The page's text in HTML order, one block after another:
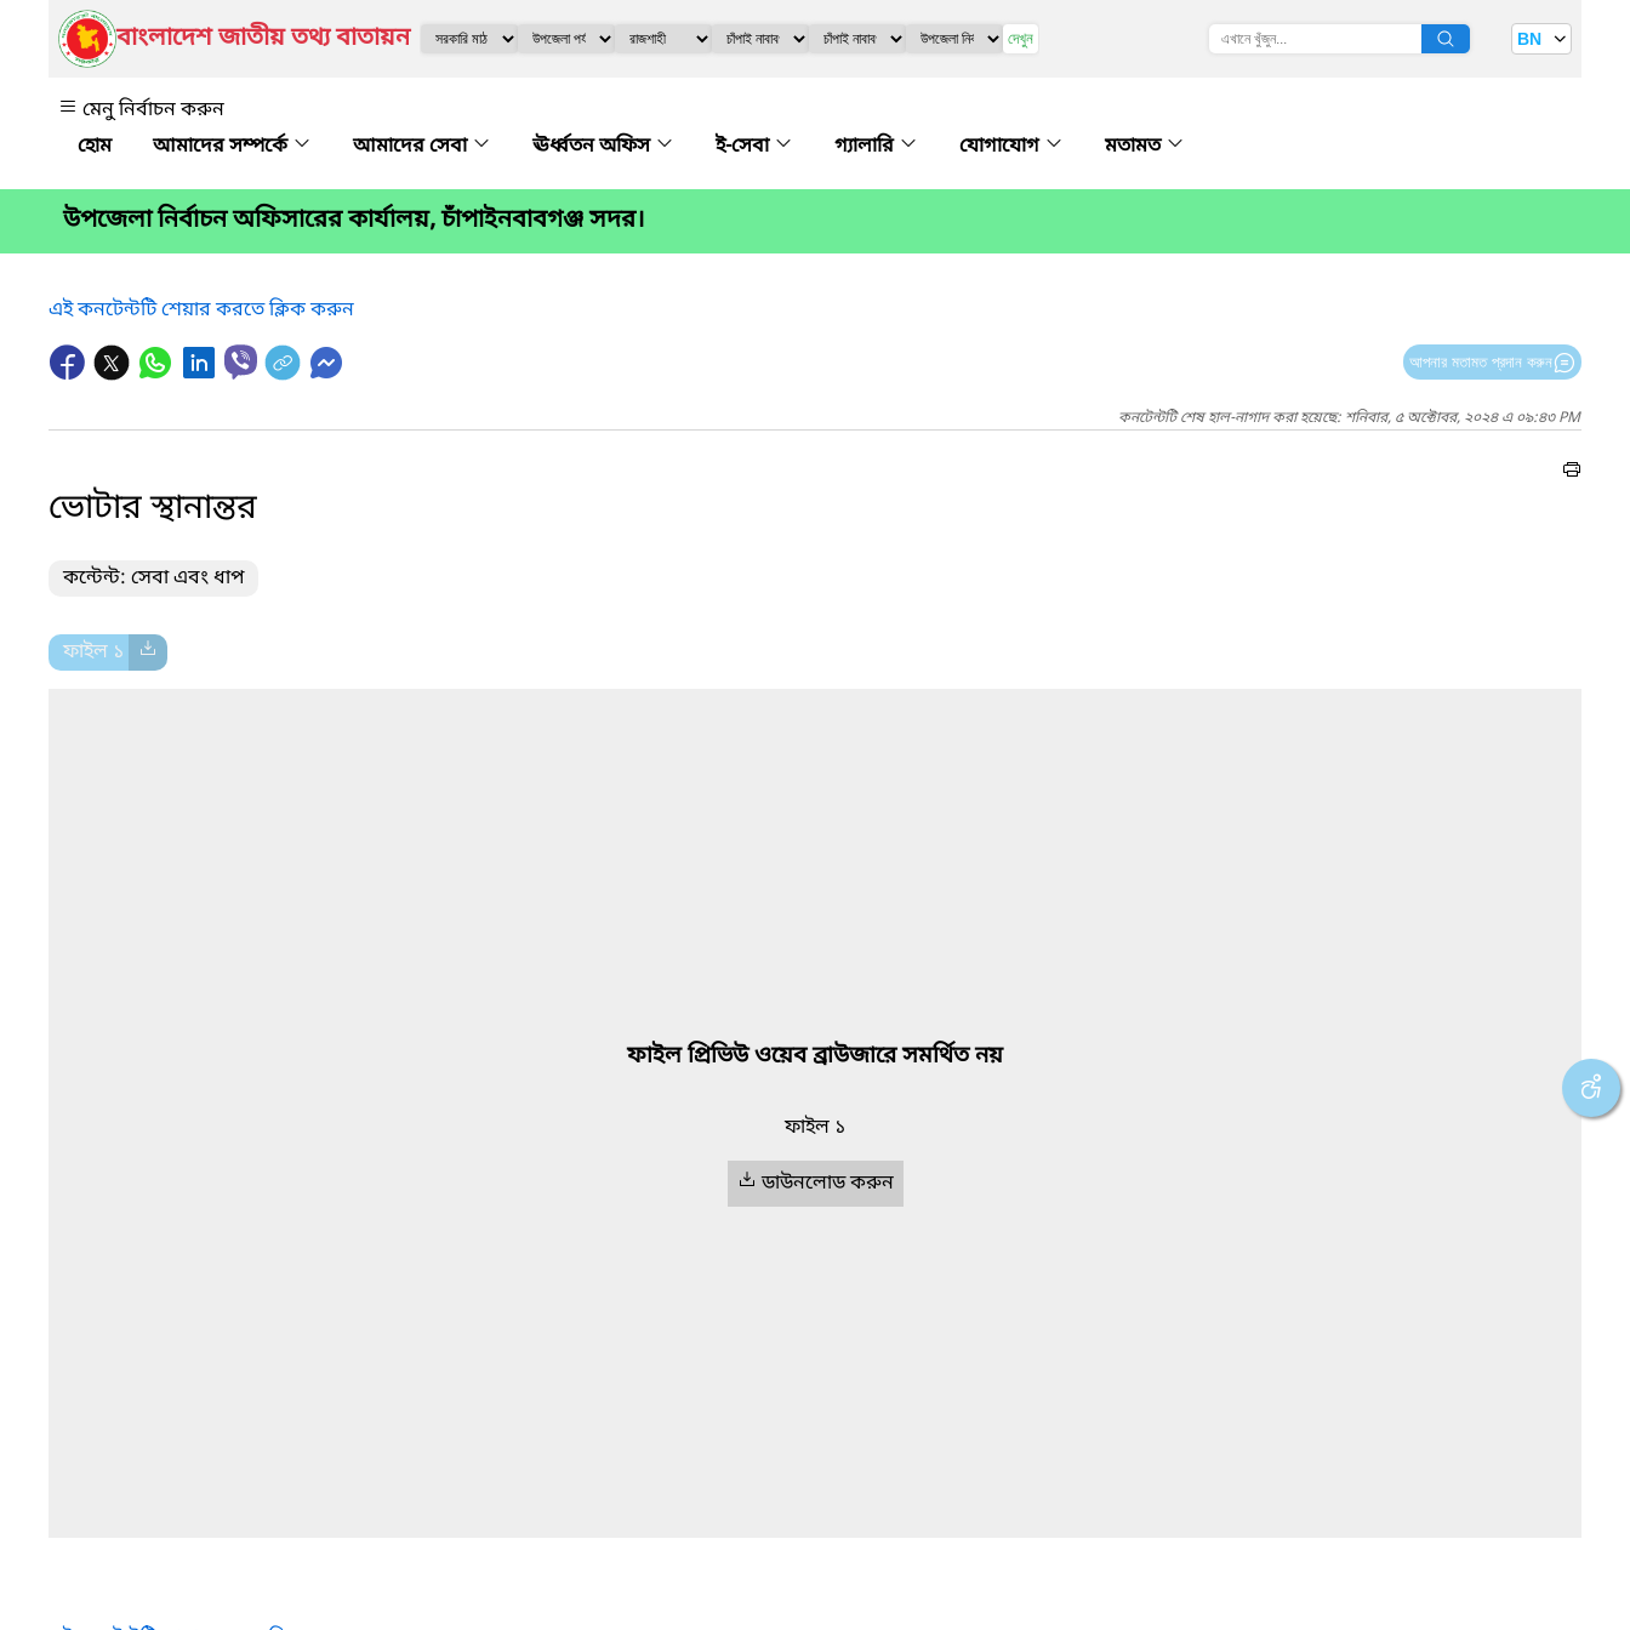
বাংলাদেশ জাতীয় তথ্য বাতায়ন দেখুন BN
মেনু নির্বাচন করুন
আমাদের সম্পর্কে
আমাদের সেবা ঊর্ধ্বতন অফিস ই-সেবা গ্যালারি যোগাযোগ মতামত
উপজেলা নির্বাচন অফিসারের কার্যালয়, চাঁপাইনবাবগঞ্জ সদর।
এই কনটেন্টটি শেয়ার করতে ক্লিক করুন
আপনার মতামত প্রদান করুন
কনটেন্টটি শেষ হাল-নাগাদ করা হয়েছে: শনিবার, ৫ অক্টোবর, ২০২৪ এ ০৯:৪৩ PM
ভোটার স্থানান্তর
কন্টেন্ট: সেবা এবং ধাপ
ফাইল ১
ফাইল প্রিভিউ ওয়েব ব্রাউজারে সমর্থিত নয়
ফাইল ১
ডাউনলোড করুন